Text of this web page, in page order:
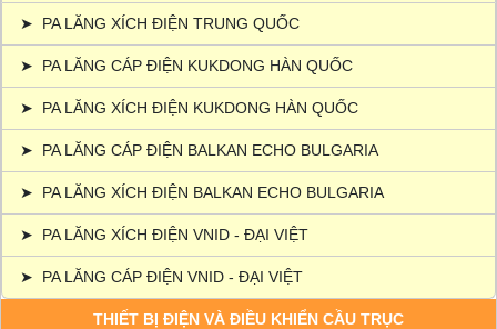
➤ PA LĂNG XÍCH ĐIỆN TRUNG QUỐC
➤ PA LĂNG CÁP ĐIỆN KUKDONG HÀN QUỐC
➤ PA LĂNG XÍCH ĐIỆN KUKDONG HÀN QUỐC
➤ PA LĂNG CÁP ĐIỆN BALKAN ECHO BULGARIA
➤ PA LĂNG XÍCH ĐIỆN BALKAN ECHO BULGARIA
➤ PA LĂNG XÍCH ĐIỆN VNID - ĐẠI VIỆT
➤ PA LĂNG CÁP ĐIỆN VNID - ĐẠI VIỆT
THIẾT BỊ ĐIỆN VÀ ĐIỀU KHIỂN CẦU TRỤC